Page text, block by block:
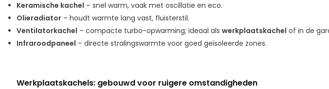
Keramische kachel – snel warm, vaak met oscillatie en eco.
Olieradiator– houdt warmte lang vast, fluisterstil.
Ventilatorkachel – compacte turbo-opwarming; ideaal als werkplaatskachel of in de
Infraroodpaneel – directe stralingswarmte voor goed geïsoleerde zones.
Werkplaatskachels: gebouwd voor ruigere omstandigheden